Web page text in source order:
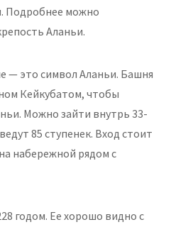
Подробнее можно
Аланьи.
— это символ Аланьи. Башня
Кейкубатом, чтобы
Можно зайти внутрь 33-
85 ступенек. Вход стоит
набережной рядом с
годом. Ее хорошо видно с